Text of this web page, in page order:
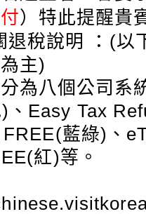
）特此提醒貴
退稅說明 ：(以
主)
為八個公司系
、Easy Tax
FREE(藍綠)、
紅)等。